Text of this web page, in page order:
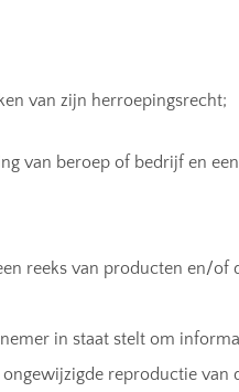
van zijn herroepingsrecht;
van beroep of bedrijf en
reeks van producten en/of
in staat stelt om
reproductie van